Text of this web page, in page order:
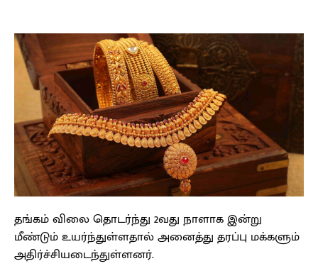
தங்கம் விலை தொடர்ந்து 2வது நாளாக இன்று
மீண்டும் உயர்ந்துள்ளதால் அனைத்து தரப்பு மக்களும்
அதிர்ச்சியடைந்துள்ளனர்.